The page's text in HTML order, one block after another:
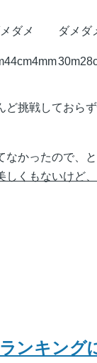
ダメ ダメダ
ど挑戦しておら
なかったので、
しくもないけど
ンキング